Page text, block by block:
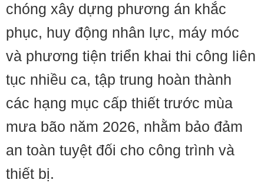
chóng xây dựng phương án khắc
phục, huy động nhân lực, máy móc
và phương tiện triển khai thi công liên
tục nhiều ca, tập trung hoàn thành
các hạng mục cấp thiết trước mùa
mưa bão năm 2026, nhằm bảo đảm
an toàn tuyệt đối cho công trình và
thiết bị.